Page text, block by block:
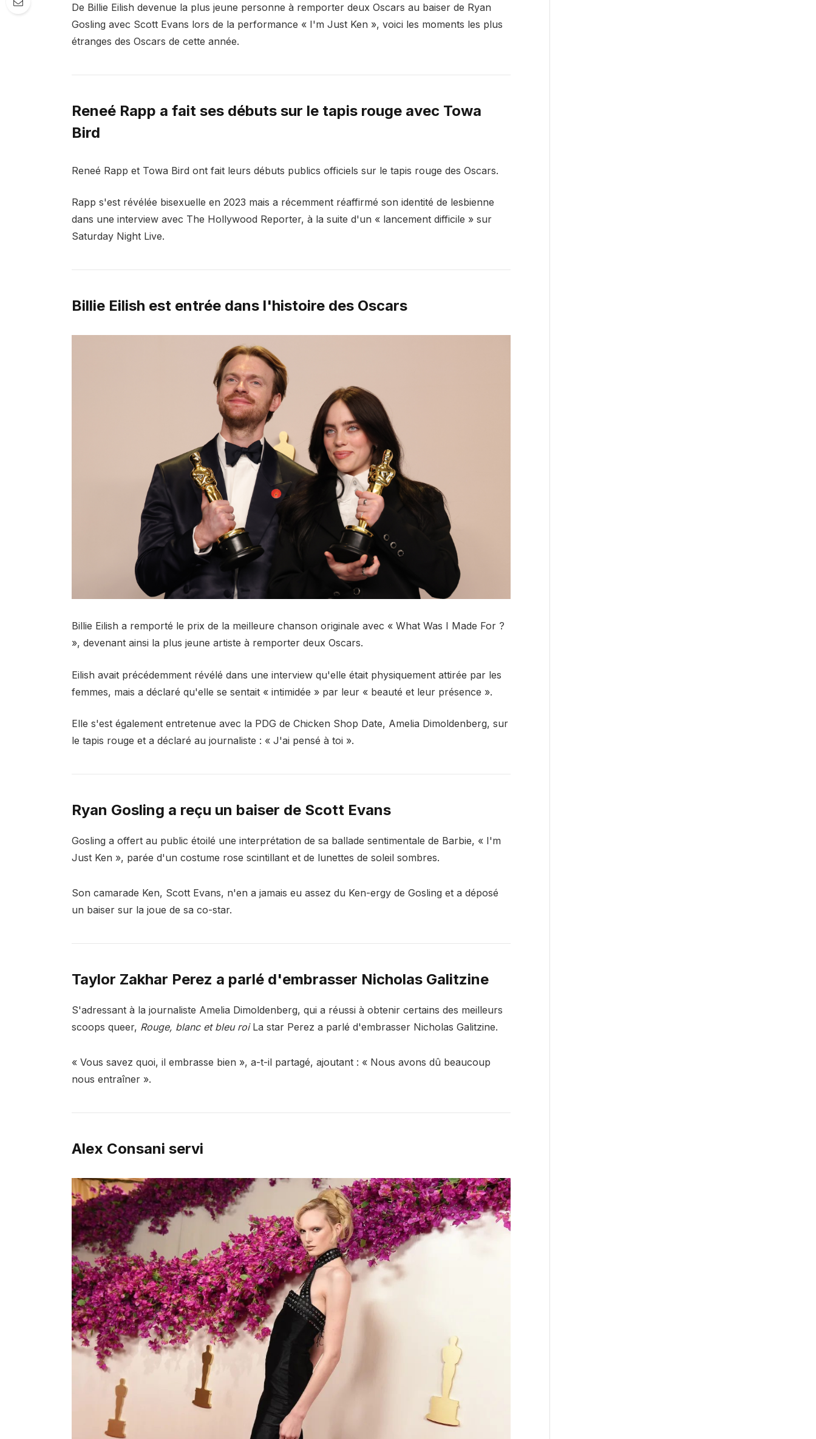
De Billie Eilish devenue la plus jeune personne à remporter deux Oscars au baiser de Ryan
Gosling avec Scott Evans lors de la performance « I'm Just Ken », voici les moments les plus
étranges des Oscars de cette année.
Reneé Rapp a fait ses débuts sur le tapis rouge avec Towa
Bird
Reneé Rapp et Towa Bird ont fait leurs débuts publics officiels sur le tapis rouge des Oscars.
Rapp s'est révélée bisexuelle en 2023 mais a récemment réaffirmé son identité de lesbienne
dans une interview avec The Hollywood Reporter, à la suite d'un « lancement difficile » sur
Saturday Night Live.
Billie Eilish est entrée dans l'histoire des Oscars
Billie Eilish a remporté le prix de la meilleure chanson originale avec « What Was I Made For ?
», devenant ainsi la plus jeune artiste à remporter deux Oscars.
Eilish avait précédemment révélé dans une interview qu'elle était physiquement attirée par les
femmes, mais a déclaré qu'elle se sentait « intimidée » par leur « beauté et leur présence ».
Elle s'est également entretenue avec la PDG de Chicken Shop Date, Amelia Dimoldenberg, sur
le tapis rouge et a déclaré au journaliste : « J'ai pensé à toi ».
Ryan Gosling a reçu un baiser de Scott Evans
Gosling a offert au public étoilé une interprétation de sa ballade sentimentale de Barbie, « I'm
Just Ken », parée d'un costume rose scintillant et de lunettes de soleil sombres.
Son camarade Ken, Scott Evans, n'en a jamais eu assez du Ken-ergy de Gosling et a déposé
un baiser sur la joue de sa co-star.
Taylor Zakhar Perez a parlé d'embrasser Nicholas Galitzine
S'adressant à la journaliste Amelia Dimoldenberg, qui a réussi à obtenir certains des meilleurs
scoops queer, Rouge, blanc et bleu roiLa star Perez a parlé d'embrasser Nicholas Galitzine.
« Vous savez quoi, il embrasse bien », a-t-il partagé, ajoutant : « Nous avons dû beaucoup
nous entraîner ».
Alex Consani servi